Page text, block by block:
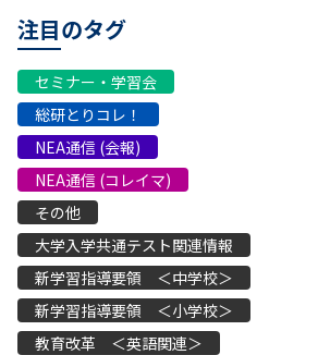
注目のタグ
セミナー・学習会
総研とりコレ！
NEA通信 (会報)
NEA通信 (コレイマ)
その他
大学入学共通テスト関連情報
新学習指導要領 ＜中学校＞
新学習指導要領 ＜小学校＞
教育改革 ＜英語関連＞